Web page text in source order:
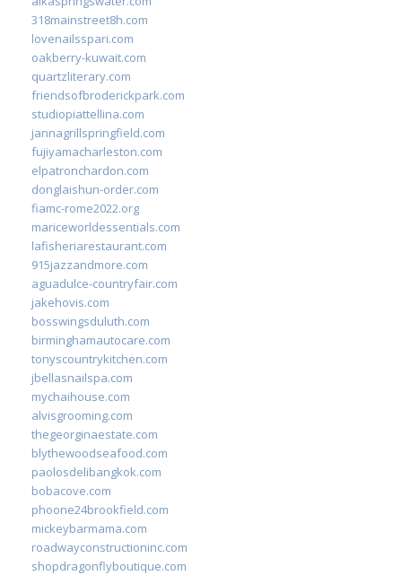
318mainstreet8h.com
lovenailsspari.com
oakberry-kuwait.com
quartzliterary.com
friendsofbroderickpark.com
studiopiattellina.com
jannagrillspringfield.com
fujiyamacharleston.com
elpatronchardon.com
donglaishun-order.com
fiamc-rome2022.org
mariceworldessentials.com
lafisheriarestaurant.com
915jazzandmore.com
aguadulce-countryfair.com
jakehovis.com
bosswingsduluth.com
birminghamautocare.com
tonyscountrykitchen.com
jbellasnailspa.com
mychaihouse.com
alvisgrooming.com
thegeorginaestate.com
blythewoodseafood.com
paolosdelibangkok.com
bobacove.com
phoone24brookfield.com
mickeybarmama.com
roadwayconstructioninc.com
shopdragonflyboutique.com